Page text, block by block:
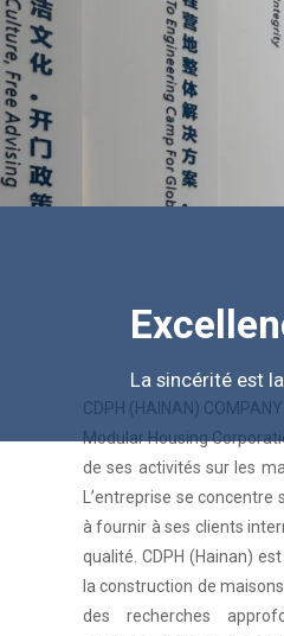
La sincérité est
CDPH (HAINAN)
Modular Housing
de ses activités sur les
L’entreprise se
à fournir à ses clients
qualité. CDPH (Hainan)
la construction de
des recherches